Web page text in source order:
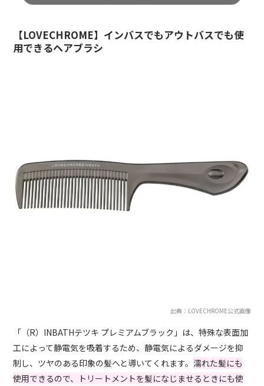
【LOVECHROME】インバスでもアウトバスでも使
用できるヘアブラシ
出典：LOVECHROME公式画像
「（R）INBATHテツキ プレミアムブラック」は、特殊な表面加
工によって静電気を吸着するため、静電気によるダメージを抑
制し、ツヤのある印象の髪へと導いてくれます。濡れた髪にも
使用できるので、トリートメントを髪になじませるときにも使